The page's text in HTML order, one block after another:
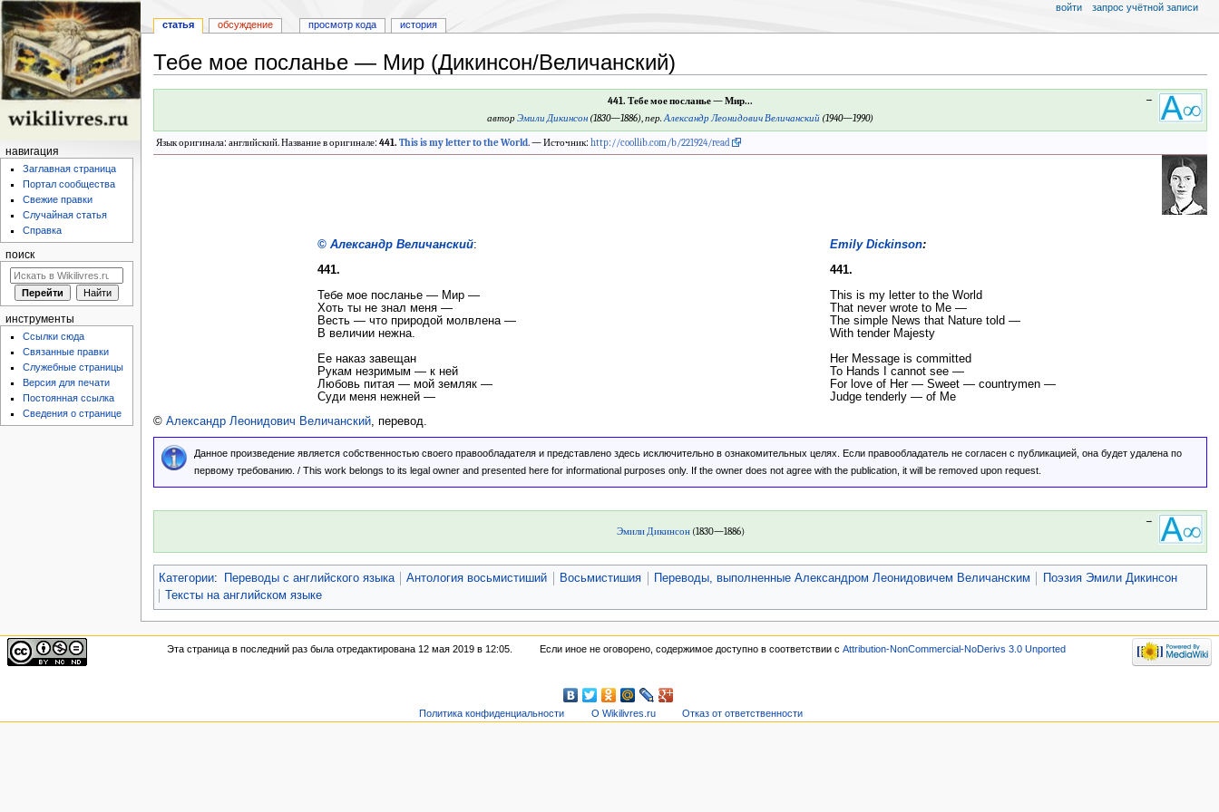
Тебе мое посланье — Мир (Дикинсон/Величанский)
навигации
поиску
441. Тебе мое посланье — Мир...
авторЭмили Дикинсон (1830—1886),пер.Александр Леонидович Величанский (1940—1990)
→
Язык оригинала: английский. Название в оригинале: 441. This is my letter to the World. — Источник: http://coollib.com/b/221924/read
© Александр Величанский:
441.
Тебе мое посланье — Мир —
Хоть ты не знал меня —
Весть — что природой молвлена —
В величии нежна.
Ее наказ завещан
Рукам незримым — к ней
Любовь питая — мой земляк —
Суди меня нежней —
Emily Dickinson:
441.
This is my letter to the World
That never wrote to Me —
The simple News that Nature told —
With tender Majesty
Her Message is committed
To Hands I cannot see —
For love of Her — Sweet — countrymen —
Judge tenderly — of Me
© Александр Леонидович Величанский, перевод.
Данное произведение является собственностью своего правообладателя и представлено здесь исключительно в ознакомительных целях. Если правообладатель не согласен с публикацией, она будет удалена по
первому требованию. / This work belongs to its legal owner and presented here for informational purposes only. If the owner does not agree with the publication, it will be removed upon request.
Эмили Дикинсон(1830—1886)
→
Категории: Переводы с английского языка Антология восьмистиший Восьмистишия Переводы, выполненные Александром Леонидовичем Величанским
Поэзия Эмили Дикинсон
Тексты на английском языке
статья обсуждение просмотр кода история
войти запрос учётной записи
навигация
Заглавная страница
Портал сообщества
Свежие правки
Случайная статья
Справка
поиск
инструменты
Ссылки сюда
Связанные правки
Служебные страницы
Версия для печати
Постоянная ссылка
Сведения о странице
Эта страница в последний раз была отредактирована 12 мая 2019 в 12:05. Если иное не оговорено, содержимое доступно в соответствии с Attribution-NonCommercial-NoDerivs 3.0 Unported
Политика конфиденциальности О Wikilivres.ru Отказ от ответственности